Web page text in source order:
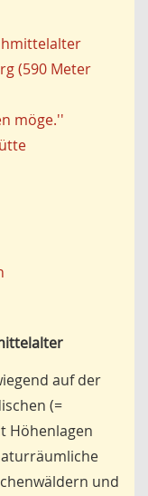
(590 Meter
möge.''
auf der
(=
Höhenlagen
und